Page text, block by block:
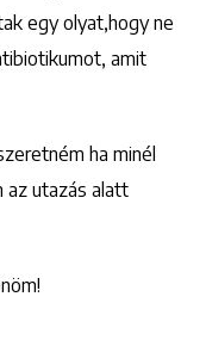
egy olyat,hogy ne
amit
ha minél
az utazás alatt